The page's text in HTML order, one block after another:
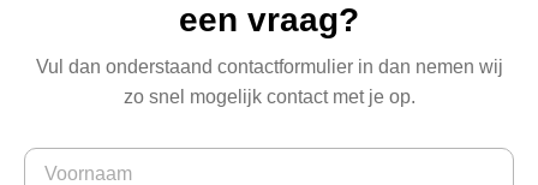
een vraag?
Vul dan onderstaand contactformulier in dan nemen wij
zo snel mogelijk contact met je op.